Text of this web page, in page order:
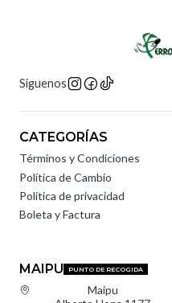
Síguenos
CATEGORÍAS
Términos y Condiciones
Política de Cambio
Política de privacidad
Boleta y Factura
MAIPU PUNTO DE RECOGIDA
Maipu